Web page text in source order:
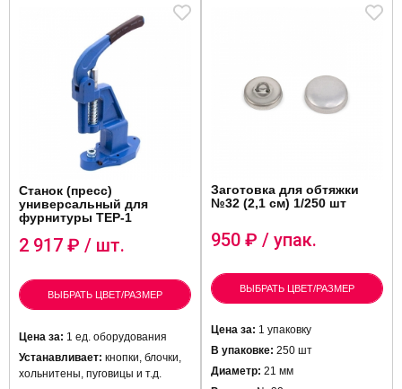
Станок (пресс)
универсальный для
фурнитуры ТЕР-1
2 917 ₽ / шт.
ВЫБРАТЬ ЦВЕТ/РАЗМЕР
Цена за: 1 ед. оборудования
Устанавливает: кнопки, блочки,
хольнитены, пуговицы и т.д.
Заготовка для обтяжки
№32 (2,1 см) 1/250 шт
950 ₽ / упак.
ВЫБРАТЬ ЦВЕТ/РАЗМЕР
Цена за: 1 упаковку
В упаковке: 250 шт
Диаметр: 21 мм